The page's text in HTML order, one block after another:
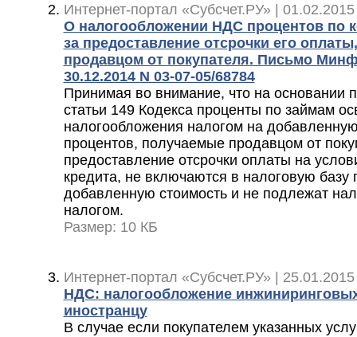
Интернет-портал «Субсчет.РУ» |
О налогообложении НДС процентов по
за предоставление отсрочки его
продавцом от покупателя. Письмо
30.12.2014 N 03-07-05/68784
Принимая во внимание, что на основании
статьи 149 Кодекса проценты по займам
налогообложения налогом на
процентов, получаемые продавцом от
предоставление отсрочки оплаты на
кредита, не включаются в налоговую базу
добавленную стоимость и не подлежат
налогом.
Размер: 10 КБ
Интернет-портал «Субсчет.РУ» |
НДС: налогообложение
иностранцу
В случае если покупателем указанных